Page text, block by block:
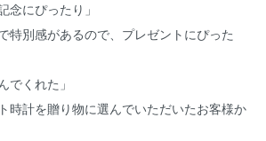
念にぴったり」
特別感があるので、プレゼントにぴった
でくれた」
時計を贈り物に選んでいただいたお客様か